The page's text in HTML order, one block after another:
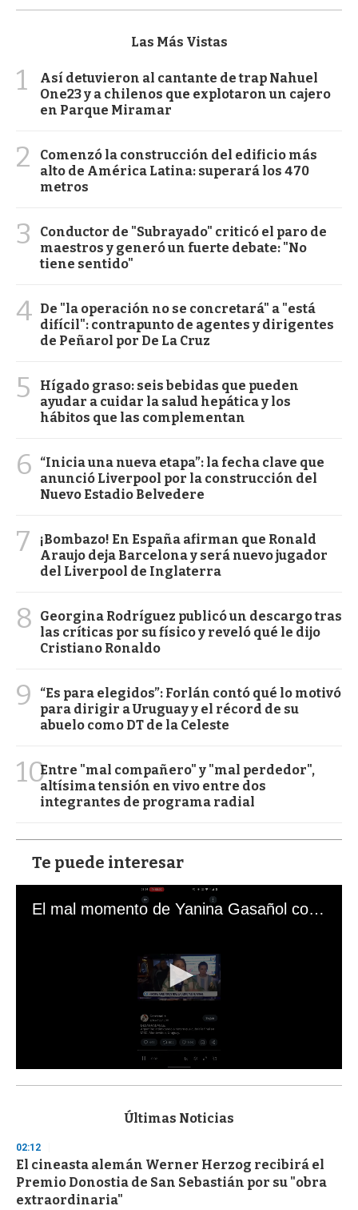
Las Más Vistas
1
Así detuvieron al cantante de trap Nahuel
One23 y a chilenos que explotaron un cajero
en Parque Miramar
2
Comenzó la construcción del edificio más
alto de América Latina: superará los 470
metros
3
Conductor de "Subrayado" criticó el paro de
maestros y generó un fuerte debate: "No
tiene sentido"
4 De "la operación no se concretará" a "está
difícil": contrapunto de agentes y dirigentes
de Peñarol por De La Cruz
5
Hígado graso: seis bebidas que pueden
ayudar a cuidar la salud hepática y los
hábitos que las complementan
6
“Inicia una nueva etapa”: la fecha clave que
anunció Liverpool por la construcción del
Nuevo Estadio Belvedere
7
¡Bombazo! En España afirman que Ronald
Araujo deja Barcelona y será nuevo jugador
del Liverpool de Inglaterra
8
Georgina Rodríguez publicó un descargo tras
las críticas por su físico y reveló qué le dijo
Cristiano Ronaldo
9
“Es para elegidos”: Forlán contó qué lo motivó
para dirigir a Uruguay y el récord de su
abuelo como DT de la Celeste
10Entre "mal compañero" y "mal perdedor",
altísima tensión en vivo entre dos
integrantes de programa radial
Te puede interesar
El mal momento de Yanina Gasañol con un hincha argentino en "Subrayado"
s
d
s
o
f
3
Últimas Noticias
02:12
El cineasta alemán Werner Herzog recibirá el
Premio Donostia de San Sebastián por su "obra
extraordinaria"